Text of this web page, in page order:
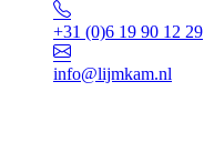
+31 (0)6 19 90 12 29
info@lijmkam.nl